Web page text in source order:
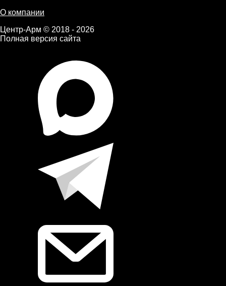
О компании
Центр-Арм © 2018 - 2026
Полная версия сайта